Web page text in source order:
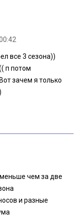
все 3 сезона))
п потом
зачем я только
чем за две
и разные